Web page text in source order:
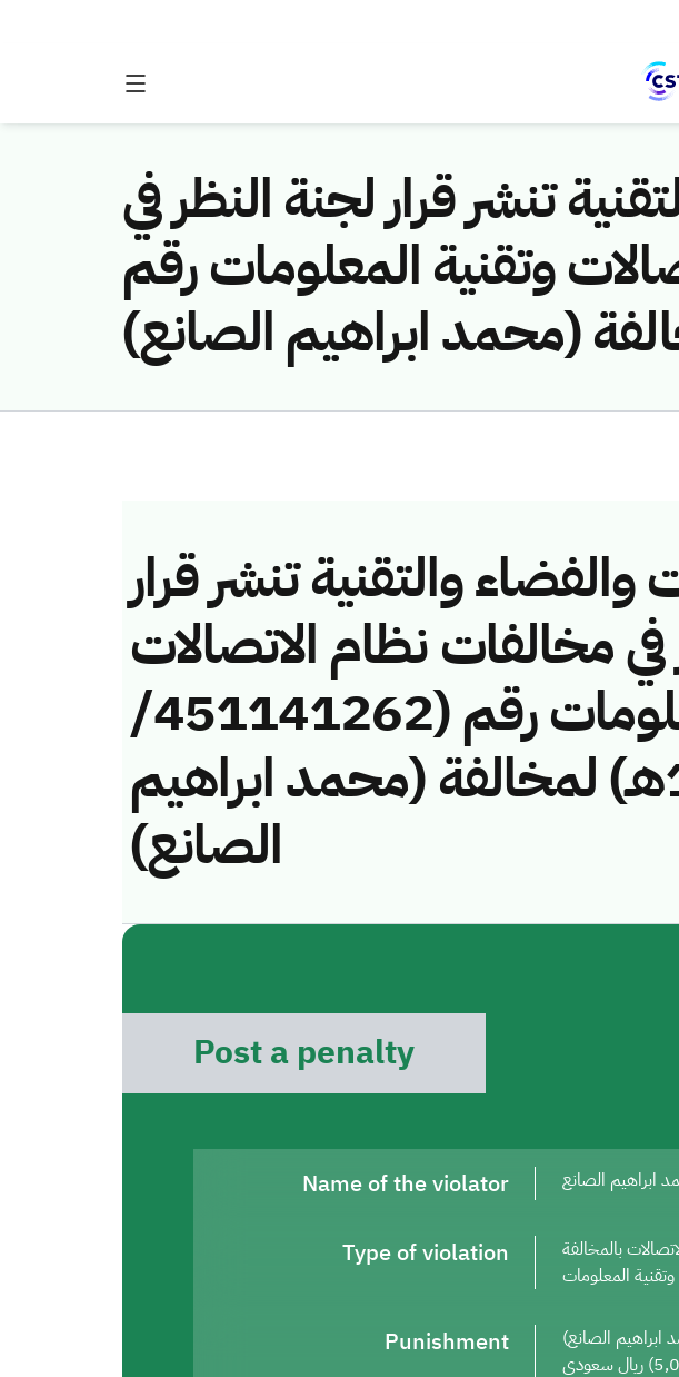
تنشر قرار لجنة النظر في
وتقنية المعلومات رقم
والفضاء والتقنية تنشر قرار
في مخالفات نظام الاتصالات
وتقنية المعلومات رقم (451141262/
ق/1445هـ) لمخالفة (محمد ابراهيم
الصانع)
Post a penalty
Name of the violator ابراهيم الصانع
Type of violation
بالمخالفة
المعلومات
Punishment
الصانع)